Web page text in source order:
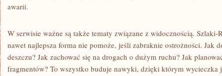
awarii.
W serwisie ważne są także tematy związane z widocznością.
nawet najlepsza forma nie pomoże, jeśli zabraknie ostrożności. Jak
deszczu? Jak zachować się na drogach o dużym ruchu? Jak
fragmentów? To wszystko buduje nawyki, dzięki którym wycieczka